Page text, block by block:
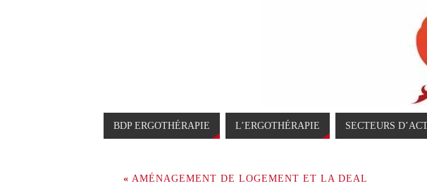
BDP ERGOTHÉRAPIE L’ERGOTHÉRAPIE SECTEURS
« AMÉNAGEMENT DE LOGEMENT ET LA DEAL